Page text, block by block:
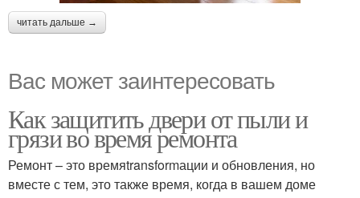
читать дальше →
Вас может заинтересовать
Как защитить двери от пыли и
грязи во время ремонта
Ремонт – это времяtransformации и обновления, но
вместе с тем, это также время, когда в вашем доме